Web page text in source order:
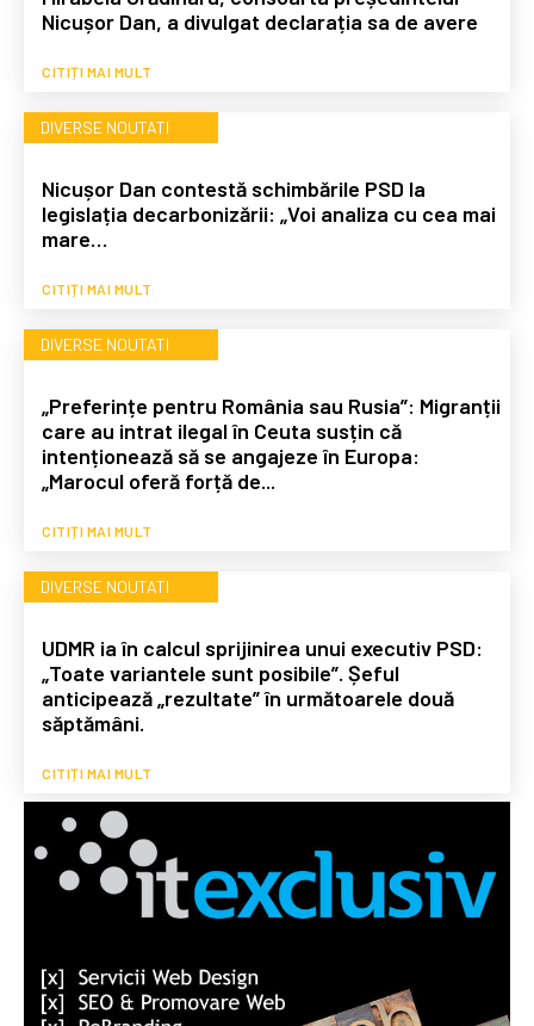
Nicușor Dan, a divulgat declarația sa de avere
CITIȚI MAI MULT
DIVERSE NOUTATI
Nicușor Dan contestă schimbările PSD la
legislația decarbonizării: „Voi analiza cu cea mai
mare…
CITIȚI MAI MULT
DIVERSE NOUTATI
„Preferințe pentru România sau Rusia”: Migranții
care au intrat ilegal în Ceuta susțin că
intenționează să se angajeze în Europa:
„Marocul oferă forță de...
CITIȚI MAI MULT
DIVERSE NOUTATI
UDMR ia în calcul sprijinirea unui executiv PSD:
„Toate variantele sunt posibile”. Șeful
anticipează „rezultate” în următoarele două
săptămâni.
CITIȚI MAI MULT